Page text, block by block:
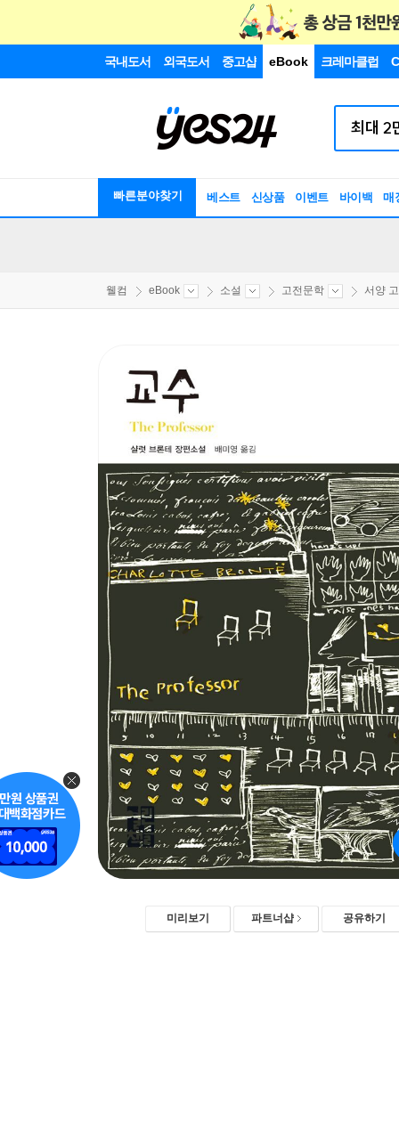
국내도서 외국도서 중고샵 eBook 크레마클럽
빠른분야찾기 베스트 신상품 이벤트 바이백 매
웰컴 eBook 소설 고전문학 서양
미리보기 파트너샵 공유하기